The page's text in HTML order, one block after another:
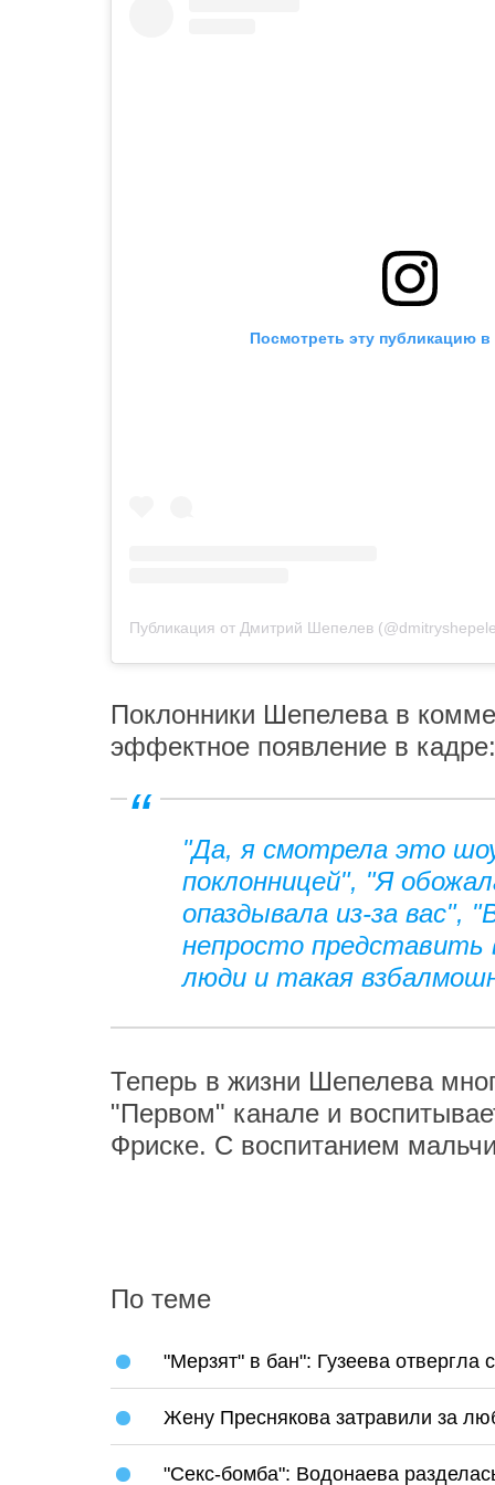
Посмотреть эту публикацию в
Публикация от Дмитрий Шепелев
Поклонники Шепелева в
эффектное появление в кадре:
"Да, я смотрела это
поклонницей", "Я
опаздывала из-за вас",
непросто представить
люди и такая
Теперь в жизни Шепелева
"Первом" канале и
Фриске. С воспитанием
По теме
"Мерзят" в бан": Гузеева отвергла
Жену Преснякова затравили за
"Секс-бомба": Водонаева